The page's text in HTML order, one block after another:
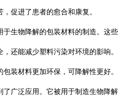
促进了患者的愈合和康复。
生物降解的包装材料的制造。这些
还能减少塑料污染对环境的影响。
装材料更加环保，可降解性更好。
广泛应用。它被用于制造生物降解